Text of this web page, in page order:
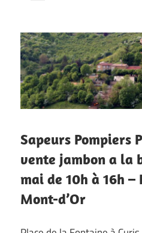
Sapeurs Pompiers
vente jambon a la
mai de 10h à 16h
Mont-d’Or